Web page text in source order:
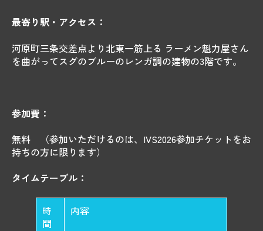
最寄り駅・アクセス：
河原町三条交差点より北東一筋上る ラーメン魁力屋さん
を曲がってスグのブルーのレンガ調の建物の3階です。
参加費：
無料
（参加いただけるのは、IVS2026参加チケットをお
持ちの方に限ります）
タイムテーブル：
時
間
内容